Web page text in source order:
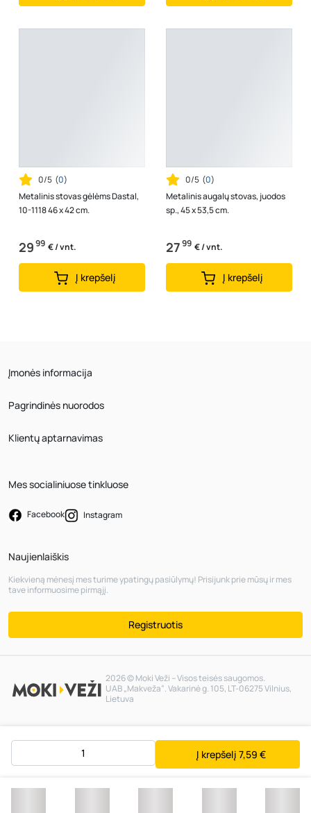
Į krepšelį 7,59 €
0/5 (0)
Metalinis stovas gėlėms Dastal,
10-1118 46 x 42 cm.
2999 € / vnt.
Į krepšelį
0/5 (0)
Metalinis augalų stovas, juodos
sp., 45 x 53,5 cm.
2799 € / vnt.
Į krepšelį
Įmonės informacija
Pagrindinės nuorodos
Klientų aptarnavimas
Mes socialiniuose tinkluose
Facebook Instagram
Naujienlaiškis
Kiekvieną mėnesį mes turime ypatingų pasiūlymų! Prisijunk prie mūsų ir mes
tave informuosime pirmąjį.
Registruotis
2026 © Moki Veži – Visos teisės saugomos.
UAB „Makveža“. Vakarinė g. 105, LT-06275 Vilnius,
Lietuva